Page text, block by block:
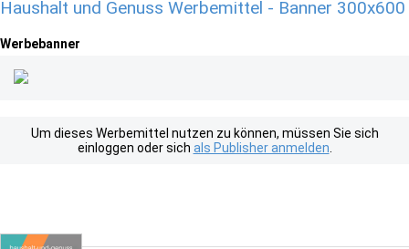
Haushalt und Genuss Werbemittel - Banner 300x600
Werbebanner
Um dieses Werbemittel nutzen zu können, müssen Sie sich
einloggen oder sich als Publisher anmelden